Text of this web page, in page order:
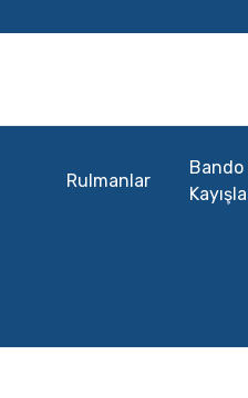
Rulmanlar
Bando